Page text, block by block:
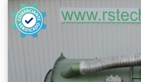
EURO2000 - BERTRAND
- PANIRECORD F60/F57 -
Precios unitarios y al por
completos para una
delantera - Banda trasera -
Banda de recepción